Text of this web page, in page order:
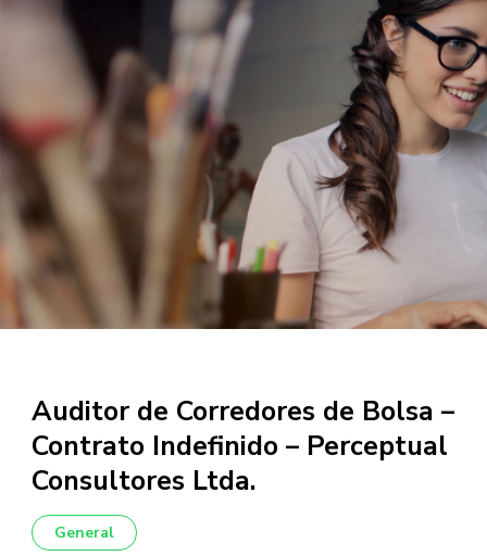
Auditor de Corredores de Bolsa –
Contrato Indefinido – Perceptual
Consultores Ltda.
General